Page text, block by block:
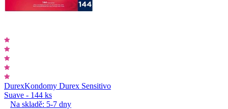
DurexKondomy Durex Sensitivo
Suave - 144 ks
Na skladě: 5-7 dny